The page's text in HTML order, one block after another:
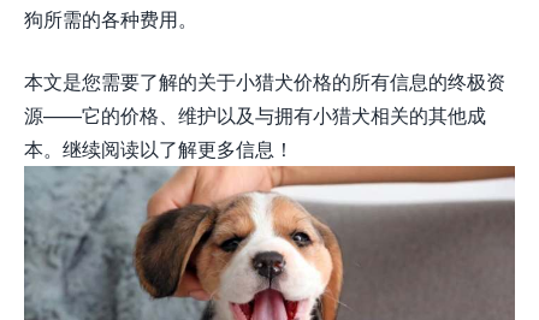
狗所需的各种费用。
本文是您需要了解的关于小猎犬价格的所有信息的终极资
源——它的价格、维护以及与拥有小猎犬相关的其他成
本。继续阅读以了解更多信息！